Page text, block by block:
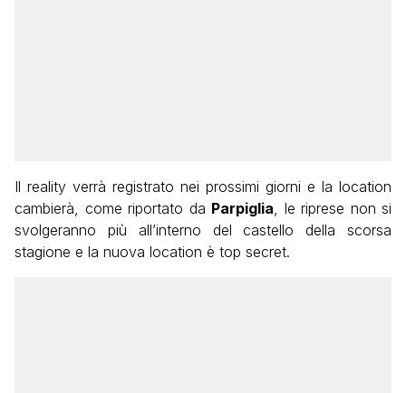
Il reality verrà registrato nei prossimi giorni e la location
cambierà, come riportato da Parpiglia, le riprese non si
svolgeranno più all’interno del castello della scorsa
stagione e la nuova location è top secret.